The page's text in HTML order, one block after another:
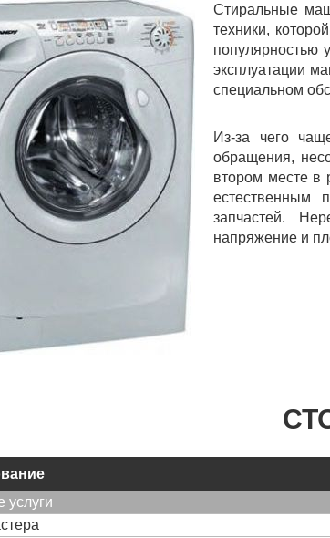
Стиральные
техники,
популярностью
эксплуатации
специальном
Из-за чего
обращения,
втором месте в
естественным
запчастей.
напряжение и
услуги